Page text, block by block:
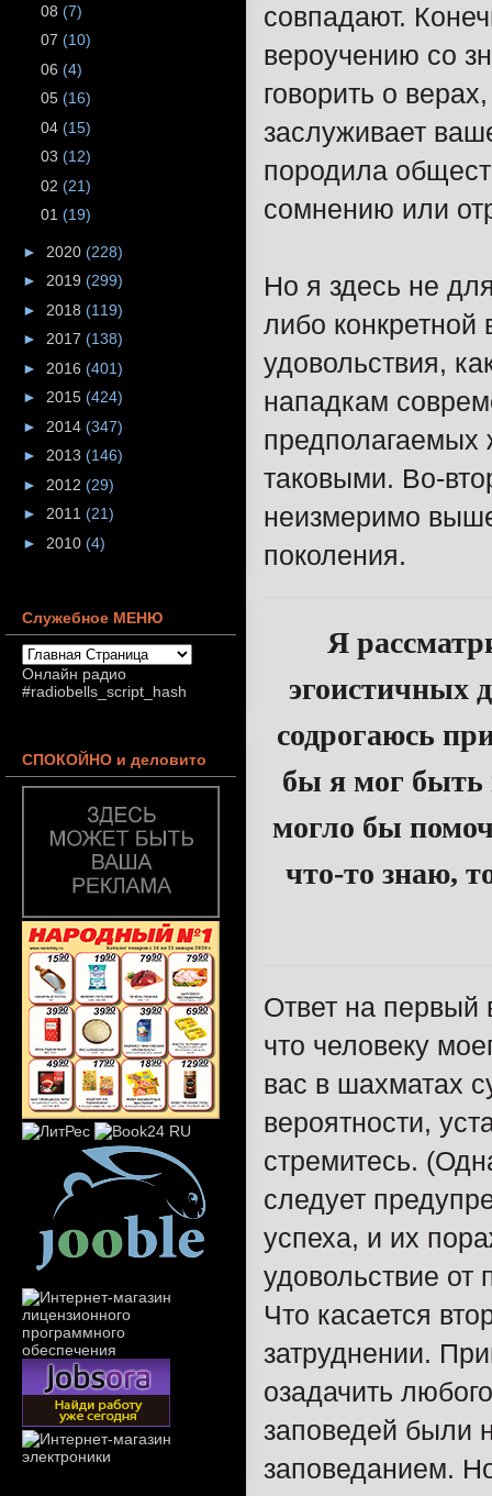
совпадают.
вероучению со
говорить о
заслуживает
породила
сомнению или
Но я здесь не
либо
удовольствия,
нападкам
таковыми. Во-
неизмеримо
поколения.
Я
эгоистичных
содрогаюсь
бы я мог быть
могло бы
что-то знаю,
Ответ на первый
что человеку
вас в шахматах
вероятности,
стремитесь.
следует
успеха, и их
удовольствие от
Что касается
затруднении.
озадачить
заповедей были
заповеданием.
08 (7)
07 (10)
06 (4)
05 (16)
04 (15)
03 (12)
02 (21)
01 (19)
► 2020 (228)
► 2019 (299)
► 2018 (119)
► 2017 (138)
► 2016 (401)
► 2015 (424)
► 2014 (347)
► 2013 (146)
► 2012 (29)
► 2011 (21)
► 2010 (4)
Служебное МЕНЮ
Онлайн радио
#radiobells_script_hash
СПОКОЙНО и деловито